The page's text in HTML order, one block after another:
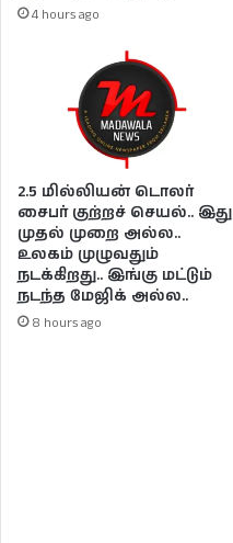
4 hours ago
2.5 மில்லியன் டொலர்
சைபர் குற்றச் செயல்.. இது
முதல் முறை அல்ல..
உலகம் முழுவதும்
நடக்கிறது.. இங்கு மட்டும்
நடந்த மேஜிக் அல்ல..
8 hours ago